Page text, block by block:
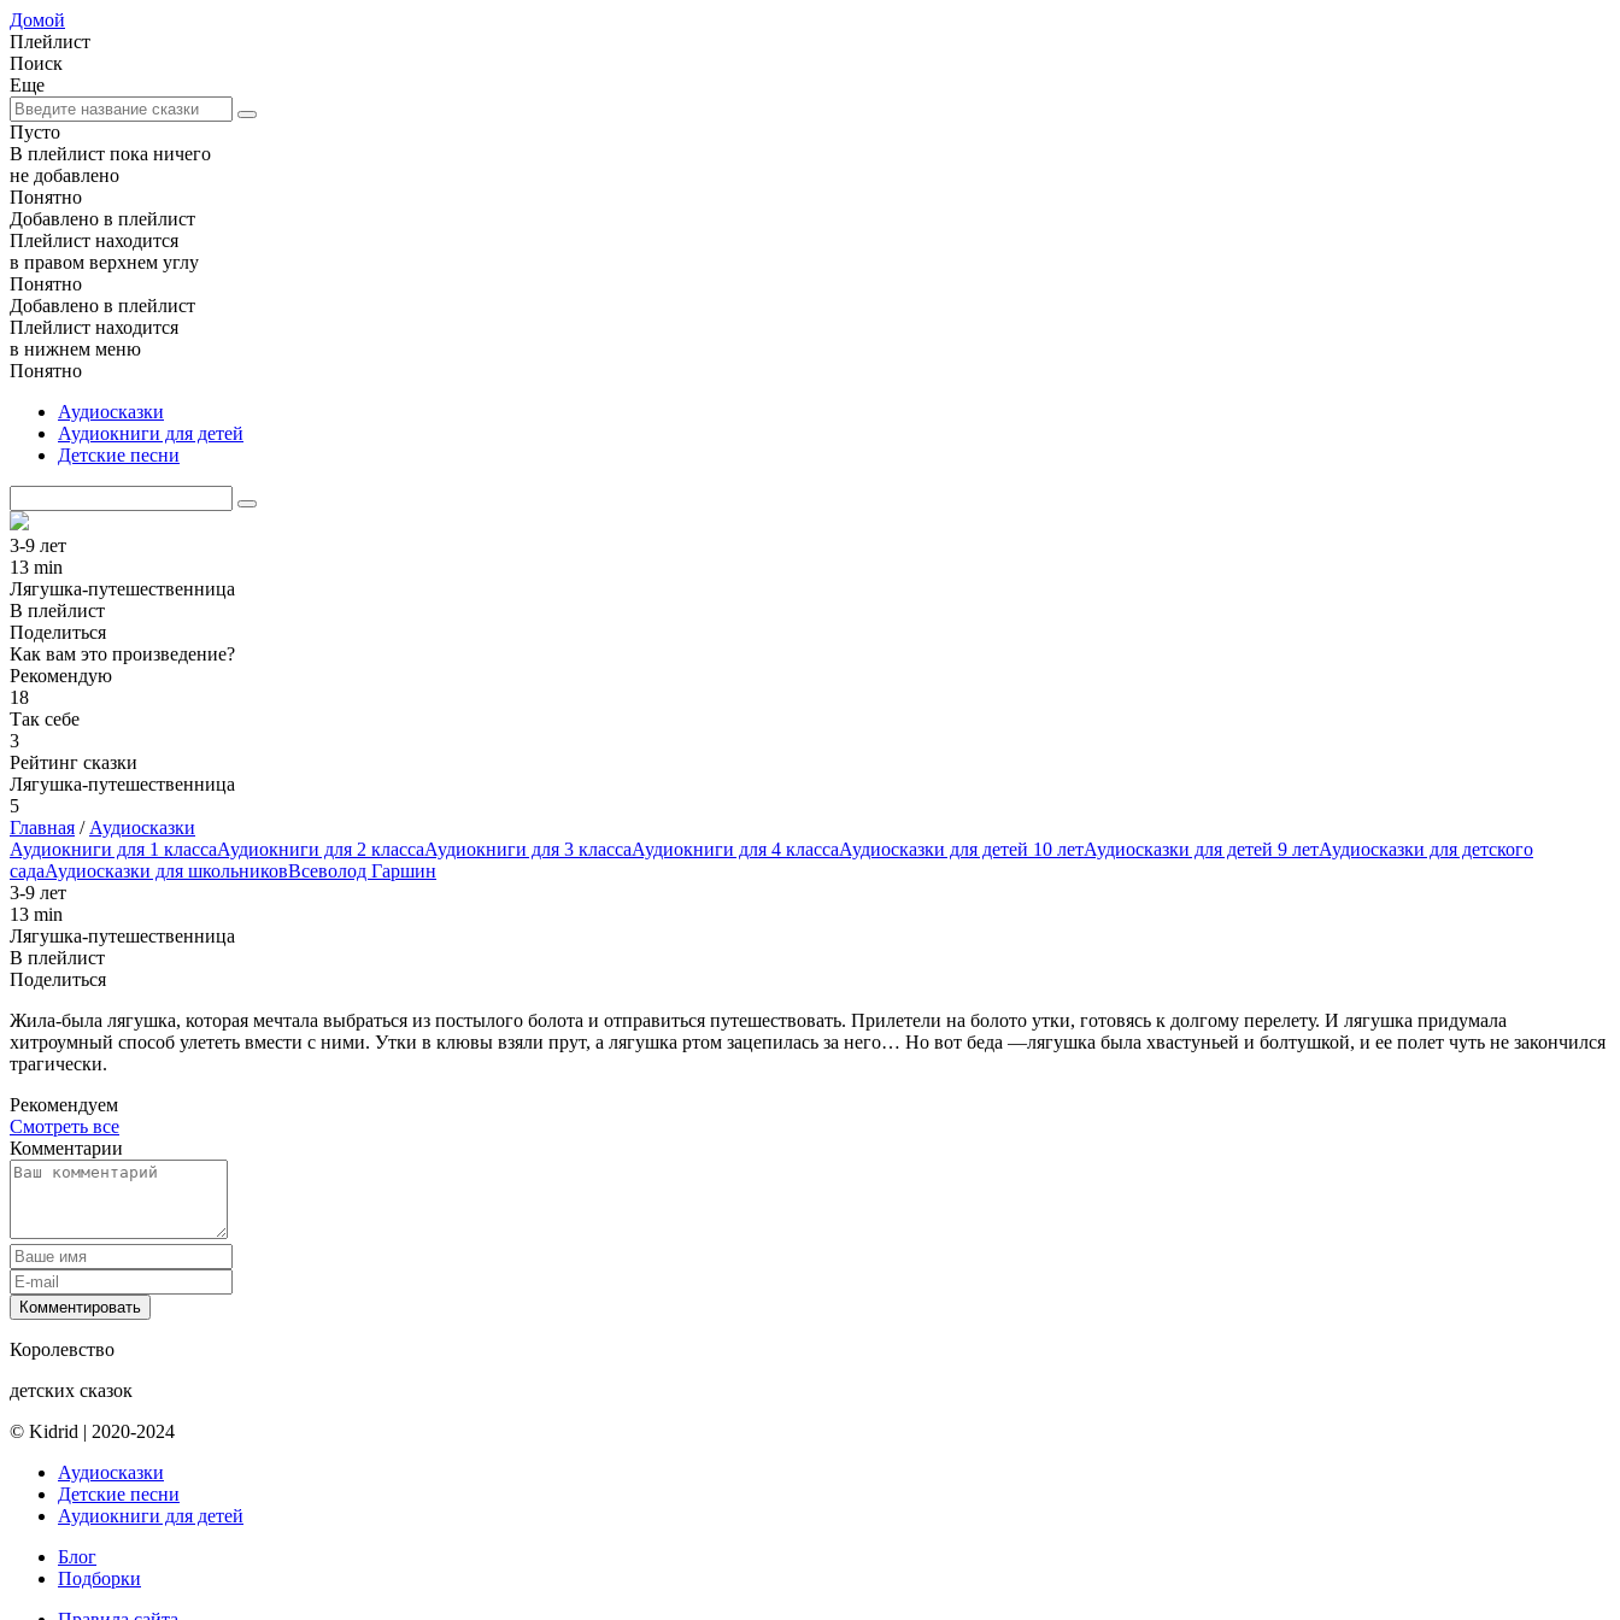
Домой
Плейлист
Поиск
Еще
Пусто
В плейлист пока ничего
не добавлено
Понятно
Добавлено в плейлист
Плейлист находится
в правом верхнем углу
Понятно
Добавлено в плейлист
Плейлист находится
в нижнем меню
Понятно
Аудиосказки
Аудиокниги для детей
Детские песни
3-9 лет
13 min
Лягушка-путешественница
В плейлист
Поделиться
Как вам это произведение?
Рекомендую
18
Так себе
3
Рейтинг сказки
Лягушка-путешественница
5
Главная / Аудиосказки
Аудиокниги для 1 классаАудиокниги для 2 классаАудиокниги для 3 классаАудиокниги для 4 классаАудиосказки для детей 10 летАудиосказки для детей 9 летАудиосказки для детского
садаАудиосказки для школьниковВсеволод Гаршин
3-9 лет
13 min
Лягушка-путешественница
В плейлист
Поделиться
Жила-была лягушка, которая мечтала выбраться из постылого болота и отправиться путешествовать. Прилетели на болото утки, готовясь к долгому перелету. И лягушка придумала
хитроумный способ улететь вмести с ними. Утки в клювы взяли прут, а лягушка ртом зацепилась за него… Но вот беда —лягушка была хвастуньей и болтушкой, и ее полет чуть не закончился
трагически.
Рекомендуем
Смотреть все
Комментарии
Комментировать
Королевство
детских сказок
© Kidrid | 2020-2024
Аудиосказки
Детские песни
Аудиокниги для детей
Блог
Подборки